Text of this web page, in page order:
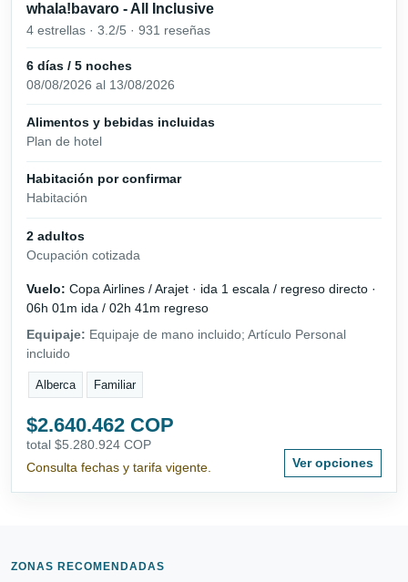
whala!bavaro - All Inclusive
4 estrellas · 3.2/5 · 931 reseñas
6 días / 5 noches
08/08/2026 al 13/08/2026
Alimentos y bebidas incluidas
Plan de hotel
Habitación por confirmar
Habitación
2 adultos
Ocupación cotizada
Vuelo: Copa Airlines / Arajet · ida 1 escala / regreso directo ·
06h 01m ida / 02h 41m regreso
Equipaje: Equipaje de mano incluido; Artículo Personal
incluido
Alberca Familiar
$2.640.462 COP
total $5.280.924 COP
Consulta fechas y tarifa vigente.
Ver opciones
ZONAS RECOMENDADAS